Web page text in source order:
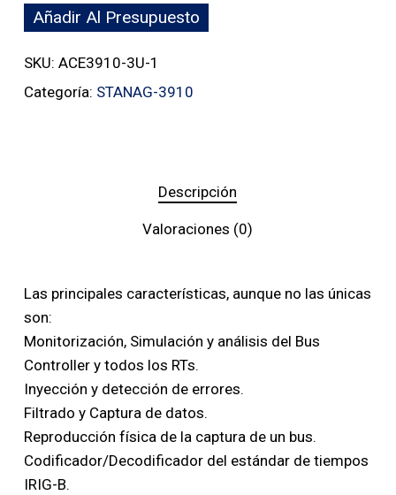
Añadir Al Presupuesto
SKU: ACE3910-3U-1
Categoría: STANAG-3910
Descripción
Valoraciones (0)
Las principales características, aunque no las únicas
son:
Monitorización, Simulación y análisis del Bus
Controller y todos los RTs.
Inyección y detección de errores.
Filtrado y Captura de datos.
Reproducción física de la captura de un bus.
Codificador/Decodificador del estándar de tiempos
IRIG-B.